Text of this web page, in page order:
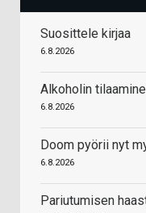
Suosittele kirjaa
6.8.2026
Alkoholin
6.8.2026
Doom pyörii nyt
6.8.2026
Pariutumisen